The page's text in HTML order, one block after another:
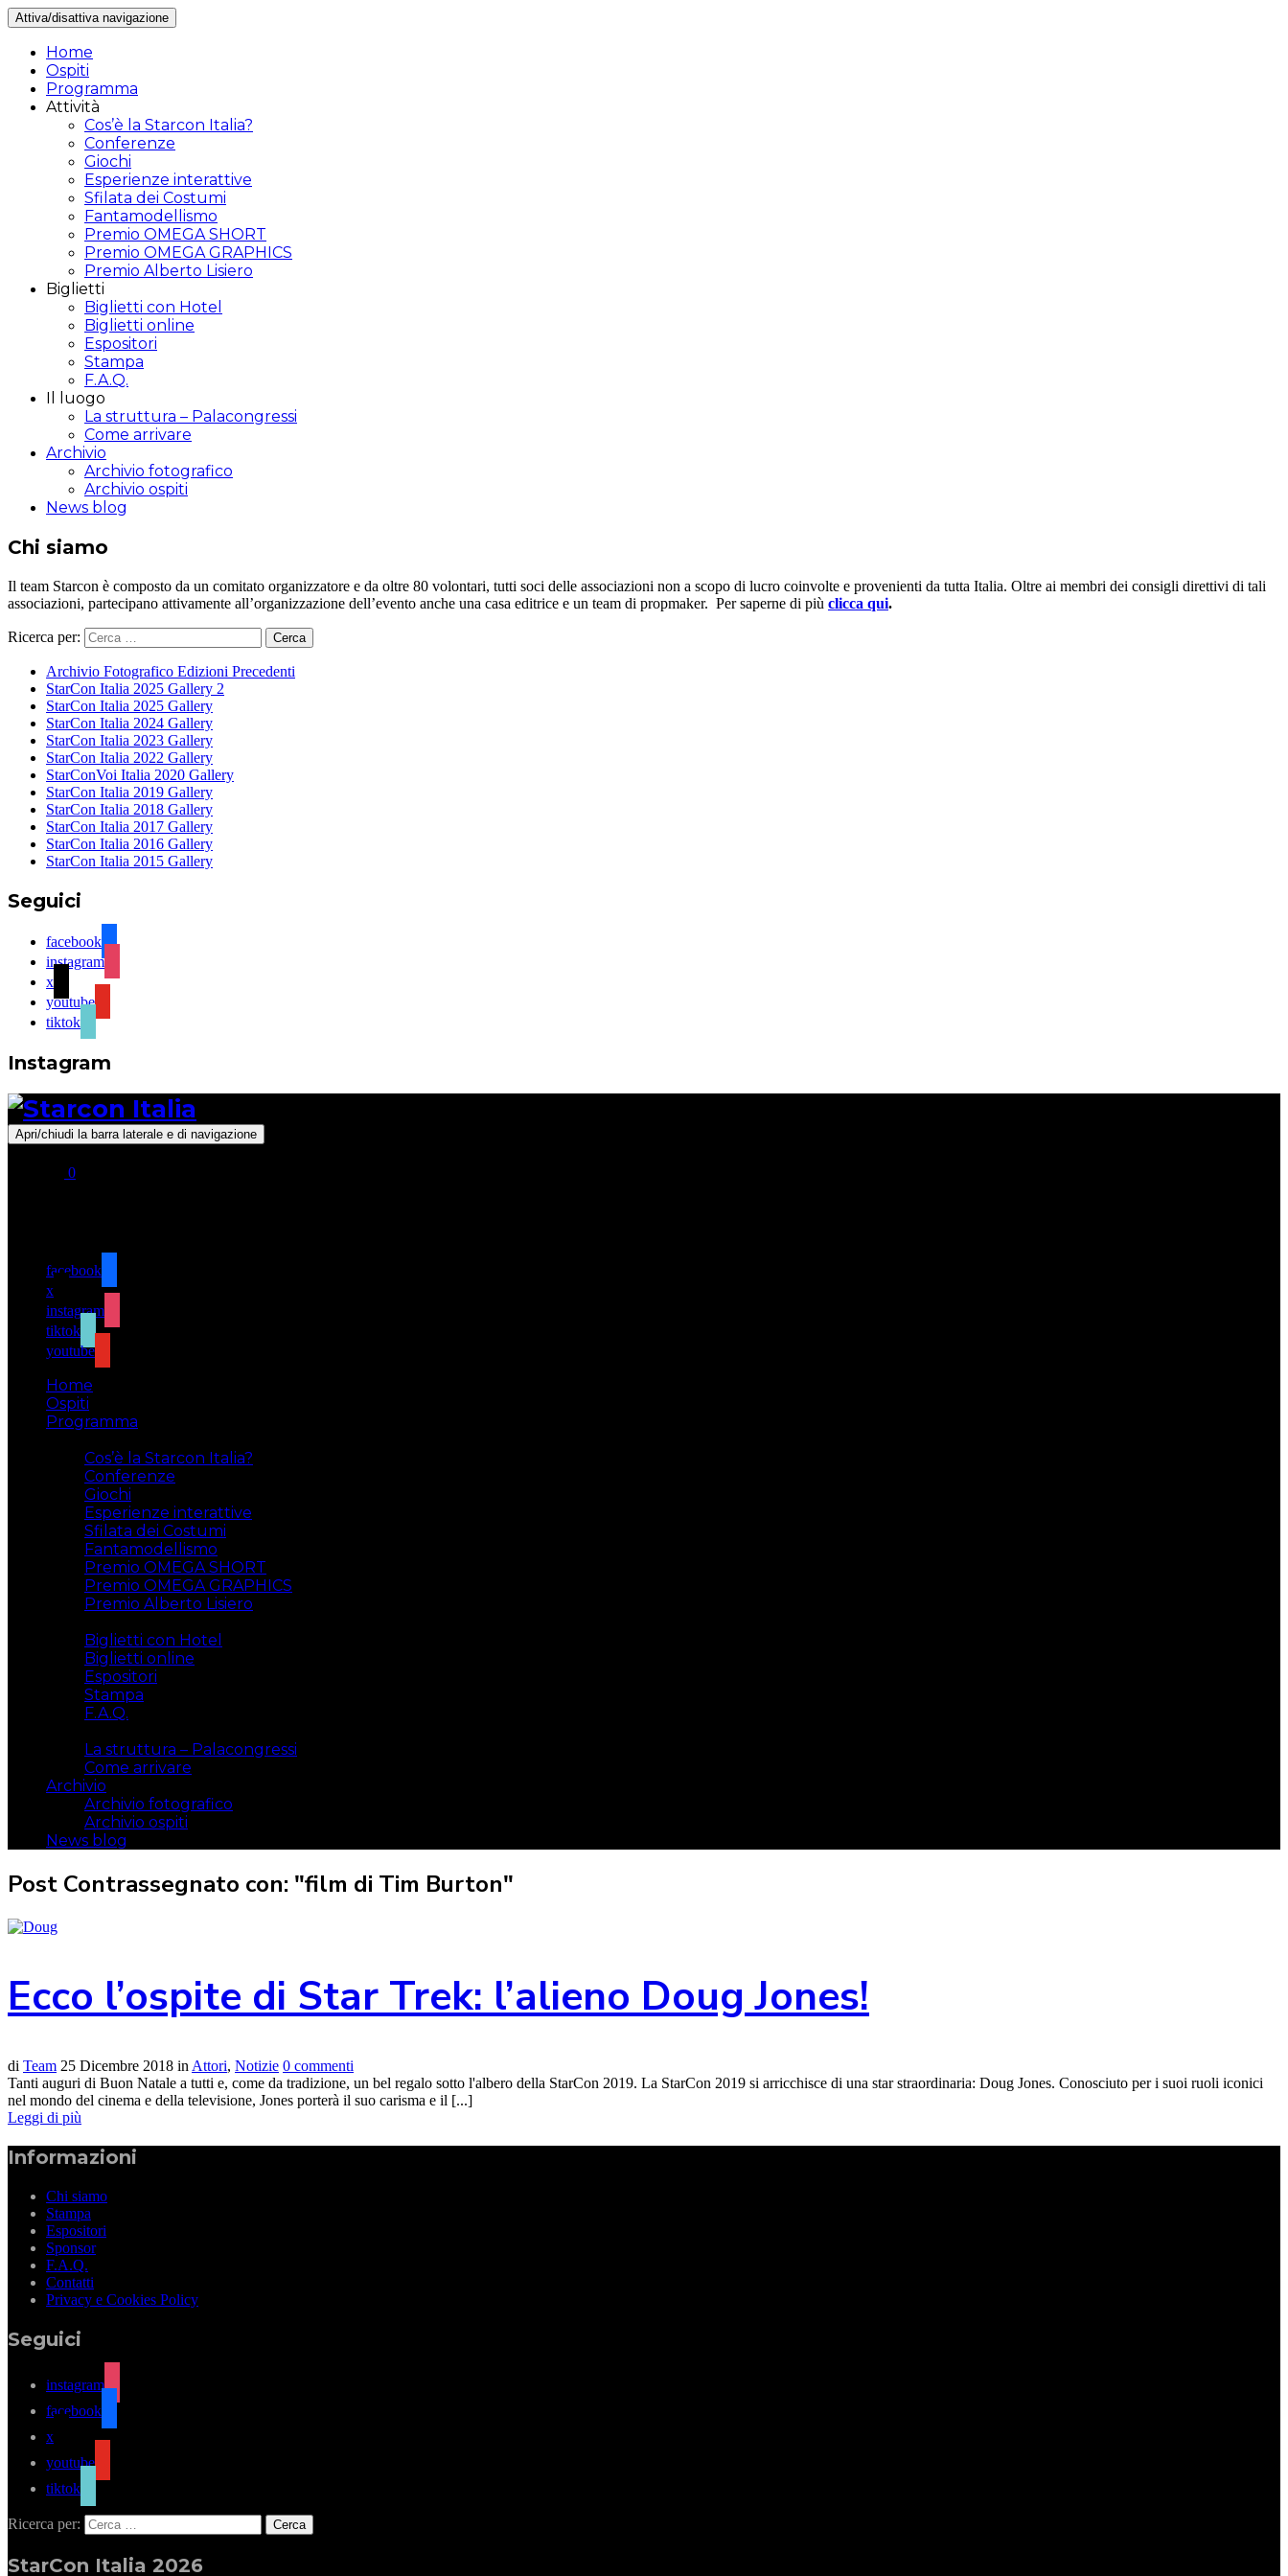
Attiva/disattiva navigazione
Home
Ospiti
Programma
Attività
Cos’è la Starcon Italia?
Conferenze
Giochi
Esperienze interattive
Sfilata dei Costumi
Fantamodellismo
Premio OMEGA SHORT
Premio OMEGA GRAPHICS
Premio Alberto Lisiero
Biglietti
Biglietti con Hotel
Biglietti online
Espositori
Stampa
F.A.Q.
Il luogo
La struttura – Palacongressi
Come arrivare
Archivio
Archivio fotografico
Archivio ospiti
News blog
Chi siamo
Il team Starcon è composto da un comitato organizzatore e da oltre 80 volontari, tutti soci delle associazioni non a scopo di lucro coinvolte e provenienti da tutta Italia. Oltre ai membri dei consigli direttivi di tali
associazioni, partecipano attivamente all’organizzazione dell’evento anche una casa editrice e un team di propmaker. Per saperne di più clicca qui.
Ricerca per:
Archivio Fotografico Edizioni Precedenti
StarCon Italia 2025 Gallery 2
StarCon Italia 2025 Gallery
StarCon Italia 2024 Gallery
StarCon Italia 2023 Gallery
StarCon Italia 2022 Gallery
StarConVoi Italia 2020 Gallery
StarCon Italia 2019 Gallery
StarCon Italia 2018 Gallery
StarCon Italia 2017 Gallery
StarCon Italia 2016 Gallery
StarCon Italia 2015 Gallery
Seguici
facebook
instagram
x
youtube
tiktok
Instagram
Apri/chiudi la barra laterale e di navigazione
0
facebook
x
instagram
tiktok
youtube
Home
Ospiti
Programma
Cos’è la Starcon Italia?
Conferenze
Giochi
Esperienze interattive
Sfilata dei Costumi
Fantamodellismo
Premio OMEGA SHORT
Premio OMEGA GRAPHICS
Premio Alberto Lisiero
Biglietti con Hotel
Biglietti online
Espositori
Stampa
F.A.Q.
La struttura – Palacongressi
Come arrivare
Archivio
Archivio fotografico
Archivio ospiti
News blog
Post Contrassegnato con: "film di Tim Burton"
Ecco l’ospite di Star Trek: l’alieno Doug Jones!
di Team 25 Dicembre 2018 in Attori, Notizie 0 commenti
Tanti auguri di Buon Natale a tutti e, come da tradizione, un bel regalo sotto l'albero della StarCon 2019. La StarCon 2019 si arricchisce di una star straordinaria: Doug Jones. Conosciuto per i suoi ruoli iconici
nel mondo del cinema e della televisione, Jones porterà il suo carisma e il [...]
Leggi di più
Informazioni
Chi siamo
Stampa
Espositori
Sponsor
F.A.Q.
Contatti
Privacy e Cookies Policy
Seguici
instagram
facebook
x
youtube
tiktok
Ricerca per:
StarCon Italia 2026